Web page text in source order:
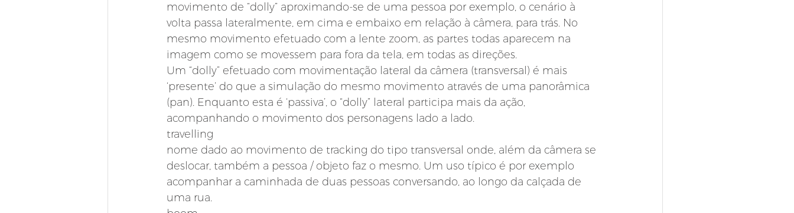
movimento de “dolly” aproximando-se de uma pessoa por exemplo, o cenário à
volta passa lateralmente, em cima e embaixo em relação à câmera, para trás. No
mesmo movimento efetuado com a lente zoom, as partes todas aparecem na
imagem como se movessem para fora da tela, em todas as direções.
Um “dolly” efetuado com movimentação lateral da câmera (transversal) é mais
‘presente’ do que a simulação do mesmo movimento através de uma panorâmica
(pan). Enquanto esta é ‘passiva’, o “dolly” lateral participa mais da ação,
acompanhando o movimento dos personagens lado a lado.
travelling
nome dado ao movimento de tracking do tipo transversal onde, além da câmera se
deslocar, também a pessoa / objeto faz o mesmo. Um uso típico é por exemplo
acompanhar a caminhada de duas pessoas conversando, ao longo da calçada de
uma rua.